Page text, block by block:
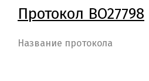
Протокол BO27798
Название протокола